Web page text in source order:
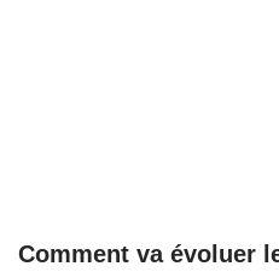
Comment va évoluer